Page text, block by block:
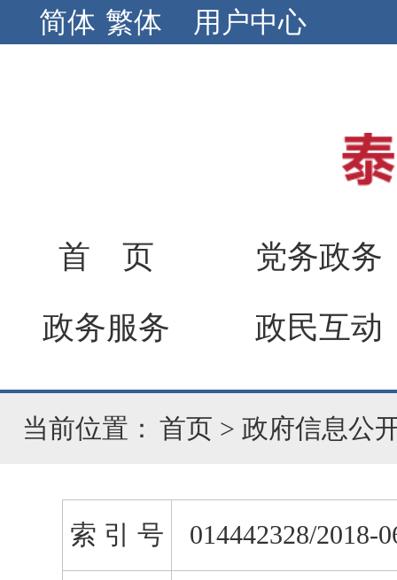
简体 繁体 用户中心
首 页
党务政务
政务服务
政民互动
当前位置： 首页 > 政府信息公
索 引 号 014442328/2018-